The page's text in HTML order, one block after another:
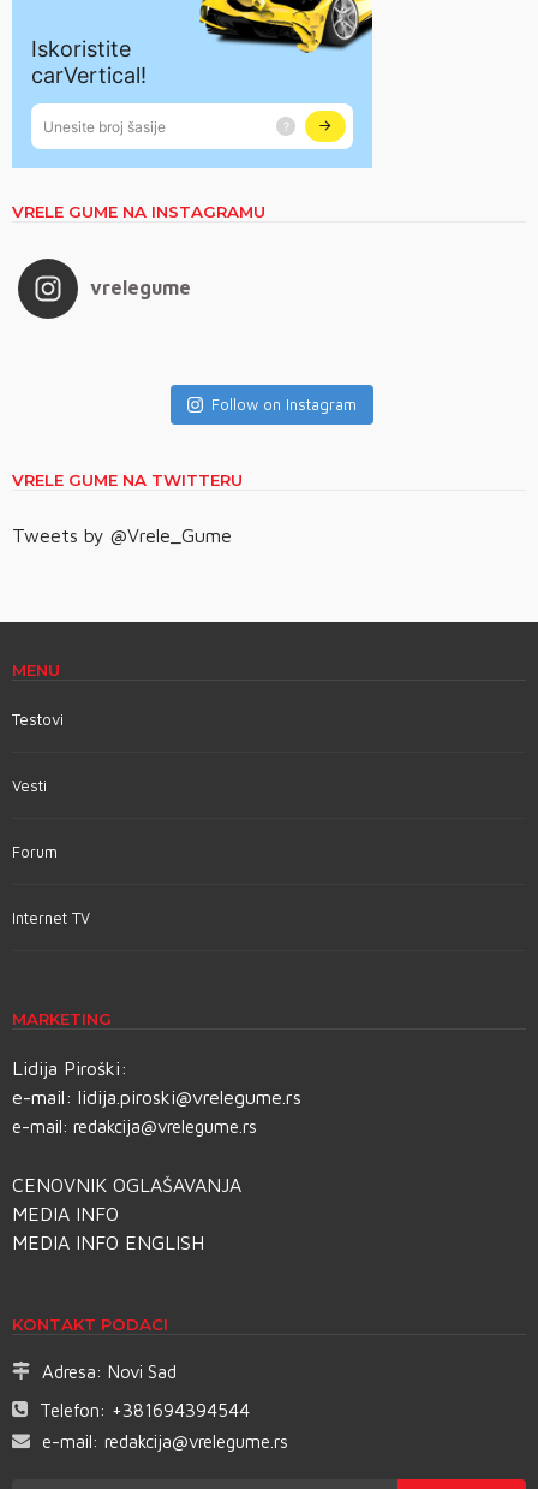
VRELE GUME NA INSTAGRAMU
vrelegume
Follow on Instagram
VRELE GUME NA TWITTERU
Tweets by @Vrele_Gume
MENU
Testovi
Vesti
Forum
Internet TV
MARKETING
Lidija Piroški:
e-mail: lidija.piroski@vrelegume.rs
e-mail: redakcija@vrelegume.rs
CENOVNIK OGLAŠAVANJA
MEDIA INFO
MEDIA INFO ENGLISH
KONTAKT PODACI
Adresa: Novi Sad
Telefon: +381694394544
e-mail: redakcija@vrelegume.rs